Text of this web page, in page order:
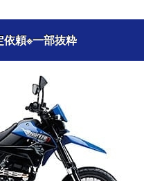
依頼※一部抜粋